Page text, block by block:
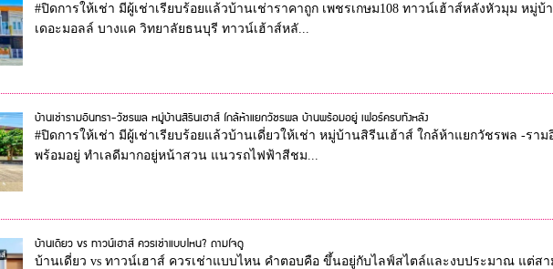
#ปิดการให้เช่า มีผู้เช่าเรียบร้อยแล้วบ้านเช่าราคาถูก เพชรเกษม108 ทาวน์เฮ้าส์หลังหัวมุม หมู่บ้
เดอะมอลล์ บางแค วิทยาลัยธนบุรี ทาวน์เฮ้าส์หลั...
บ้านเช่ารามอินทรา-วัชรพล หมู่่บ้านสิรีนเฮาส์ ใกล้ห้าแยกวัชรพล บ้านพร้อมอยู่ เฟอร์ครบทั้งหลัง
#ปิดการให้เช่า มีผู้เช่าเรียบร้อยแล้วบ้านเดี่ยวให้เช่า หมู่บ้านสิรีนเฮ้าส์ ใกล้ห้าแยกวัชรพล -รา
พร้อมอยู่ ทำเลดีมากอยู่หน้าสวน แนวรถไฟฟ้าสีชม...
บ้านเดี่ยว vs ทาวน์เฮาส์ ควรเช่าแบบไหน? ถามใจดู
บ้านเดี่ยว vs ทาวน์เฮาส์ ควรเช่าแบบไหน คำตอบคือ ขึ้นอยู่กับไลฟ์สไตล์และงบประมาณ แต่ส